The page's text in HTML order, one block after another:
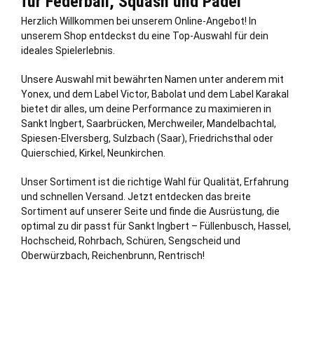
Herzlich Willkommen bei unserem Online-Angebot! In
unserem Shop entdeckst du eine Top-Auswahl für dein
ideales Spielerlebnis.
Unsere Auswahl mit bewährten Namen unter anderem mit
Yonex, und dem Label Victor, Babolat und dem Label Karakal
bietet dir alles, um deine Performance zu maximieren in
Sankt Ingbert, Saarbrücken, Merchweiler, Mandelbachtal ,
Spiesen-Elversberg, Sulzbach (Saar), Friedrichsthal oder
Quierschied, Kirkel, Neunkirchen
Unser Sortiment ist die richtige Wahl für Qualität, Erfahrung
und schnellen Versand. Jetzt entdecken das breite
Sortiment auf unserer Seite und finde die Ausrüstung, die
optimal zu dir passt für Sankt Ingbert – Füllenbusch, Hassel,
Hochscheid, Rohrbach, Schüren, Sengscheid und
Oberwürzbach, Reichenbrunn, Rentrisch!